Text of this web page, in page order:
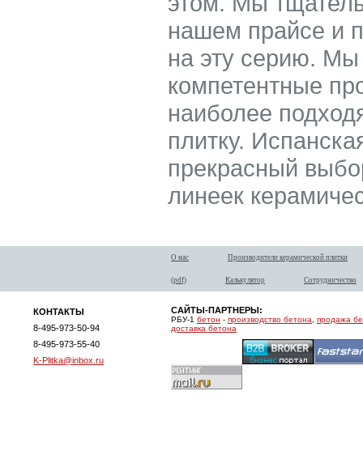
нашем прайсе и
на эту серию.
компетентные
наиболее
плитку.
прекрасный
линеек
О нас Производители керамической плитки
(pdf) Калькулятор Сотрудничество
КОНТАКТЫ
8-495-973-50-94
8-495-973-55-40
K-Plitka@inbox.ru
САЙТЫ-ПАРТНЕРЫ:
РБУ-1 бетон - производство бетона
продажа
доставка бетона